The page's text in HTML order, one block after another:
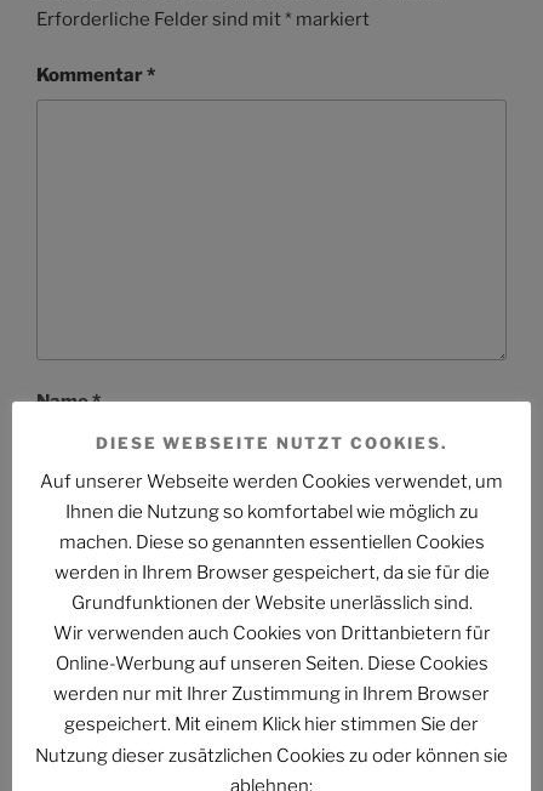
Erforderliche Felder sind mit* markiert
Kommentar*
Name*
E-Mail-Adresse*
Website
DIESE WEBSEITE NUTZT COOKIES.
Auf unserer Webseite werden Cookies verwendet, um
Ihnen die Nutzung so komfortabel wie möglich zu
machen. Diese so genannten essentiellen Cookies
werden in Ihrem Browser gespeichert, da sie für die
Grundfunktionen der Website unerlässlich sind.
Wir verwenden auch Cookies von Drittanbietern für
Online-Werbung auf unseren Seiten. Diese Cookies
werden nur mit Ihrer Zustimmung in Ihrem Browser
gespeichert. Mit einem Klick hier stimmen Sie der
Nutzung dieser zusätzlichen Cookies zu oder können sie
ablehnen: